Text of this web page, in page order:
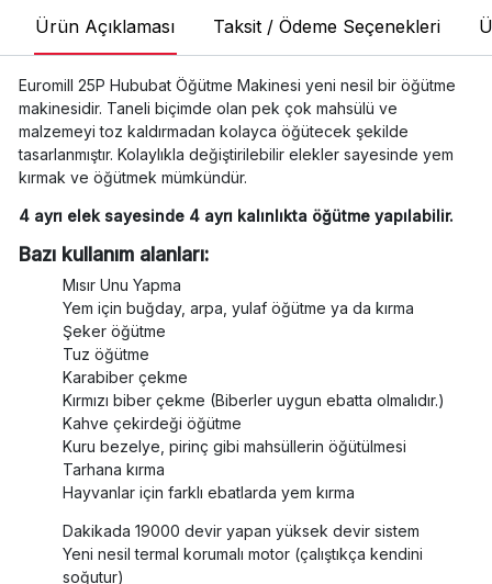
Ürün Açıklaması Taksit / Ödeme Seçenekleri
Euromill 25P Hububat Öğütme Makinesi yeni nesil bir öğütme
makinesidir. Taneli biçimde olan pek çok mahsülü ve
malzemeyi toz kaldırmadan kolayca öğütecek şekilde
tasarlanmıştır. Kolaylıkla değiştirilebilir elekler sayesinde yem
kırmak ve öğütmek mümkündür.
4 ayrı elek sayesinde 4 ayrı kalınlıkta öğütme yapılabilir.
Bazı kullanım alanları:
Mısır Unu Yapma
Yem için buğday, arpa, yulaf öğütme ya da kırma
Şeker öğütme
Tuz öğütme
Karabiber çekme
Kırmızı biber çekme (Biberler uygun ebatta olmalıdır.)
Kahve çekirdeği öğütme
Kuru bezelye, pirinç gibi mahsüllerin öğütülmesi
Tarhana kırma
Hayvanlar için farklı ebatlarda yem kırma
Dakikada 19000 devir yapan yüksek devir sistem
Yeni nesil termal korumalı motor (çalıştıkça kendini
soğutur)